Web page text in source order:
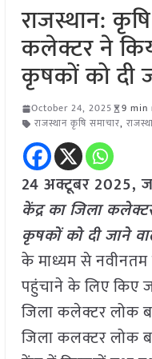
राजस्थान:
कलेक्टर ने
कृषकों को दी
October 24, 2025
9 min
राजस्थान कृषि समाचार,
24 अक्टूबर 2025,
केंद्र का जिला
कृषकों को दी जाने
के माध्यम से
पहुंचाने के लिए किए
जिला कलेक्टर लोक
जिला कलक्टर लोक